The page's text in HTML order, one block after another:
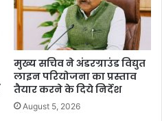
मुख्य सचिव ने अंडरग्राउंड विद्युत
लाइन परियोजना का प्रस्ताव
तैयार करने के दिये निर्देश
August 5, 2026